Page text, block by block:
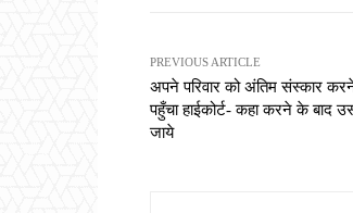
PREVIOUS ARTICLE
अपने परिवार को अंतिम संस्कार
पहुँचा हाईकोर्ट- कहा करने के बाद
जाये